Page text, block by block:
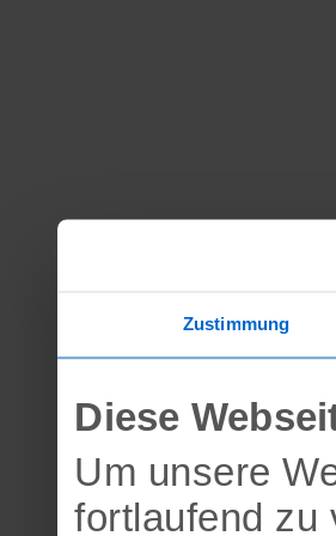
Zustimmung
Diese
Um unsere
fortlaufend zu